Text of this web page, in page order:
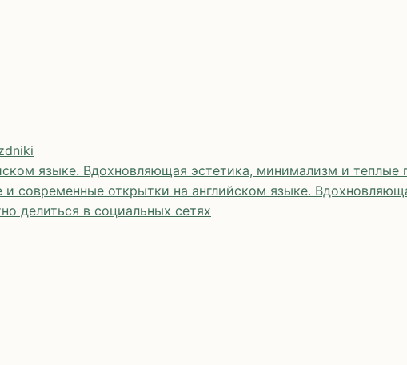
языке. Вдохновляющая эстетика, минимализм и теплые
и современные открытки на английском языке.
делиться в социальных сетях